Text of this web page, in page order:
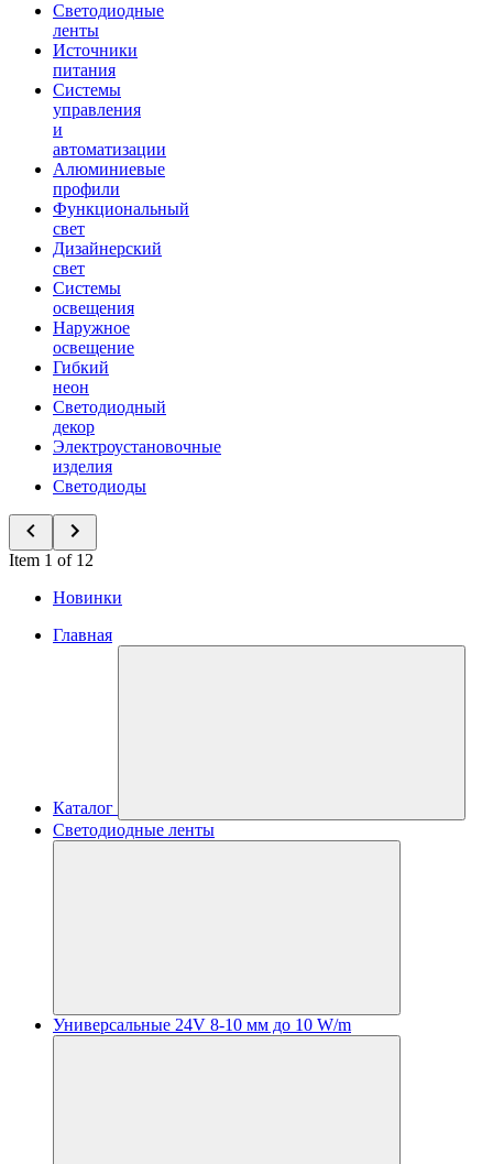
Светодиодные
ленты
Источники
питания
Системы
управления
и
автоматизации
Алюминиевые
профили
Функциональный
свет
Дизайнерский
свет
Системы
освещения
Наружное
освещение
Гибкий
неон
Светодиодный
декор
Электроустановочные
изделия
Светодиоды
Item 1 of 12
Новинки
Главная
Каталог
Светодиодные ленты
Универсальные 24V 8-10 мм до 10 W/m